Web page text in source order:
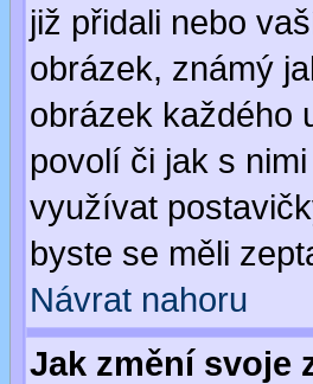
již přidali nebo
obrázek, známý
obrázek každého
povolí či jak s
využívat
byste se měli
Návrat nahoru
Jak změní svoje